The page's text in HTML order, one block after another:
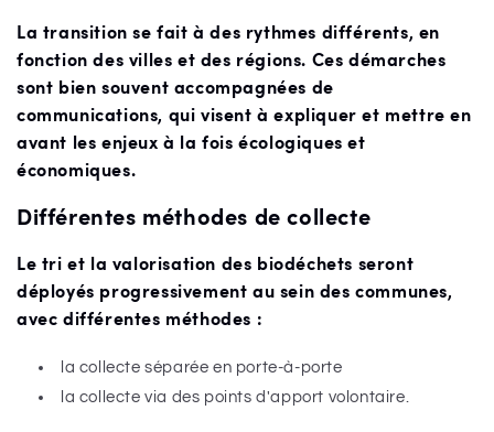
La transition se fait à des rythmes différents, en
fonction des villes et des régions. Ces démarches
sont bien souvent accompagnées de
communications, qui visent à expliquer et mettre en
avant les enjeux à la fois écologiques et
économiques.
Différentes méthodes de collecte
Le tri et la valorisation des biodéchets seront
déployés progressivement au sein des communes,
avec différentes méthodes :
la collecte séparée en porte-à-porte
la collecte via des points d'apport volontaire.